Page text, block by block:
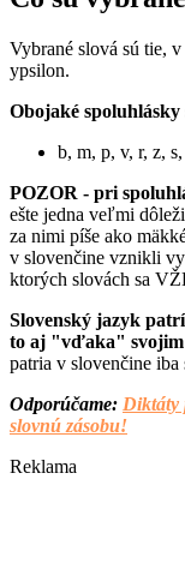
Vybrané slová sú tie,
ypsilon.
Obojaké spoluhlásky
b, m, p, v, r, z,
POZOR - pri
ešte jedna veľmi
za nimi píše ako
v slovenčine vznikli
ktorých slovách sa
Slovenský jazyk
to aj "vďaka" svojim
patria v slovenčine
Odporúčame: Diktáty
slovnú zásobu!
Reklama